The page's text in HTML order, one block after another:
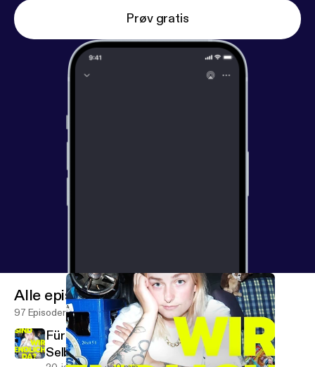
Prøv gratis
Alle episoder
97 Episoder
Für alle, die auch kein Bock mehr auf
Selbstoptimierung haben